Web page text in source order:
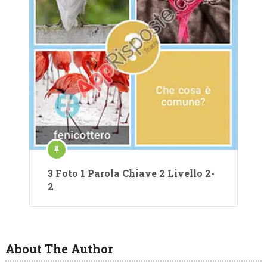
3 Foto 1 Parola Chiave 2 Livello 2-
2
About The Author